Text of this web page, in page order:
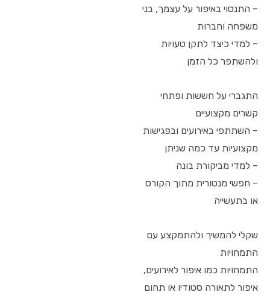
– התנסוי באיפור על עצמך, בני
משפחה וחברות
– למדי כיצד לתקן טעויות
ולהשתפר כל הזמן
התגברי על חששות ופתחי
קשרים מקצועיים
– השתתפי באירועים ובפגישות
מקצועיות עד כמה שניתן
– למדי מביקורת בונה
– חפשי מנטורית מתוך הקורס
או בתעשייה
שקלי להמשיך ולהתמקצע עם
התמחויות
התמחויות כמו איפור לאירועים,
איפור לתאורה סטודיו או תחום